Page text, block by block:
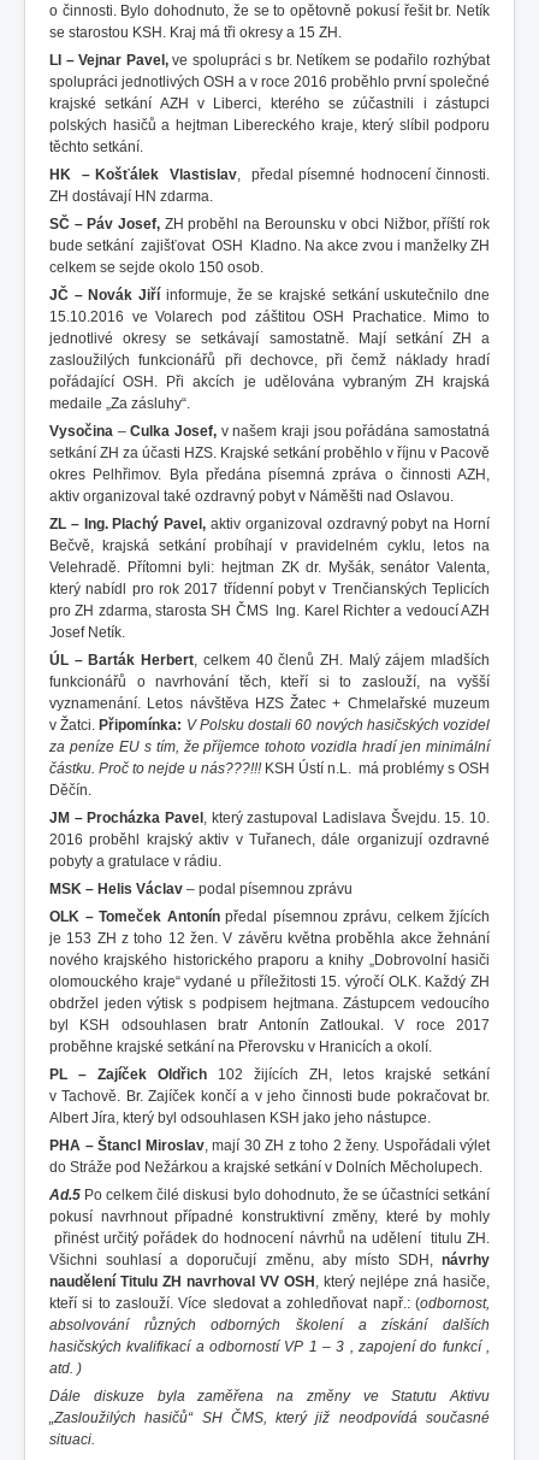
o činnosti. Bylo dohodnuto, že se to opětovně pokusí řešit br. Netík
se starostou KSH. Kraj má tři okresy a 15 ZH.
LI – Vejnar Pavel,ve spolupráci s br. Netíkem se podařilo rozhýbat
spolupráci jednotlivých OSH a v roce 2016 proběhlo první společné
krajské setkání AZH v Liberci, kterého se zúčastnili i zástupci
polských hasičů a hejtman Libereckého kraje, který slíbil podporu
těchto setkání.
HK – Košťálek Vlastislav, předal písemné hodnocení činnosti.
ZH dostávají HN zdarma.
SČ – Páv Josef, ZH proběhl na Berounsku v obci Nižbor, příští rok
bude setkání zajišťovat OSH Kladno. Na akce zvou i manželky ZH
celkem se sejde okolo 150 osob.
JČ – Novák Jiří informuje, že se krajské setkání uskutečnilo dne
15.10.2016 ve Volarech pod záštitou OSH Prachatice. Mimo to
jednotlivé okresy se setkávají samostatně. Mají setkání ZH a
zasloužilých funkcionářů při dechovce, při čemž náklady hradí
pořádající OSH. Při akcích je udělována vybraným ZH krajská
medaile „Za zásluhy“.
Vysočina –Culka Josef, v našem kraji jsou pořádána samostatná
setkání ZH za účasti HZS. Krajské setkání proběhlo v říjnu v Pacově
okres Pelhřimov. Byla předána písemná zpráva o činnosti AZH,
aktiv organizoval také ozdravný pobyt v Náměšti nad Oslavou.
ZL – Ing. Plachý Pavel, aktiv organizoval ozdravný pobyt na Horní
Bečvě, krajská setkání probíhají v pravidelném cyklu, letos na
Velehradě. Přítomni byli: hejtman ZK dr. Myšák, senátor Valenta,
který nabídl pro rok 2017 třídenní pobyt v Trenčianských Teplicích
pro ZH zdarma, starosta SH ČMS Ing. Karel Richter a vedoucí AZH
Josef Netík.
ÚL – Barták Herbert, celkem 40 členů ZH. Malý zájem mladších
funkcionářů o navrhování těch, kteří si to zaslouží, na vyšší
vyznamenání. Letos návštěva HZS Žatec + Chmelařské muzeum
v Žatci. Připomínka: V Polsku dostali 60 nových hasičských vozidel
za peníze EU s tím, že příjemce tohoto vozidla hradí jen minimální
částku. Proč to nejde u nás???!!! KSH Ústí n.L. má problémy s OSH
Děčín.
JM – Procházka Pavel , který zastupoval Ladislava Švejdu. 15. 10.
2016 proběhl krajský aktiv v Tuřanech, dále organizují ozdravné
pobyty a gratulace v rádiu.
MSK – Helis Václav – podal písemnou zprávu
OLK – Tomeček Antonínpředal písemnou zprávu, celkem žjících
je 153 ZH z toho 12 žen. V závěru května proběhla akce žehnání
nového krajského historického praporu a knihy „Dobrovolní hasiči
olomouckého kraje“ vydané u příležitosti 15. výročí OLK. Každý ZH
obdržel jeden výtisk s podpisem hejtmana. Zástupcem vedoucího
byl KSH odsouhlasen bratr Antonín Zatloukal. V roce 2017
proběhne krajské setkání na Přerovsku v Hranicích a okolí.
PL – Zajíček Oldřich 102 žijících ZH, letos krajské setkání
v Tachově. Br. Zajíček končí a v jeho činnosti bude pokračovat br.
Albert Jíra, který byl odsouhlasen KSH jako jeho nástupce.
PHA – Štancl Miroslav, mají 30 ZH z toho 2 ženy. Uspořádali výlet
do Stráže pod Nežárkou a krajské setkání v Dolních Měcholupech.
Ad.5 Po celkem čilé diskusi bylo dohodnuto, že se účastníci setkání
pokusí navrhnout případné konstruktivní změny, které by mohly
přinést určitý pořádek do hodnocení návrhů na udělení titulu ZH.
Všichni souhlasí a doporučují změnu, aby místo SDH, návrhy
naudělení Titulu ZH navrhoval VV OSH , který nejlépe zná hasiče,
kteří si to zaslouží.Více sledovat a zohledňovat např.: (odbornost,
absolvování různých odborných školení a získání dalších
hasičských kvalifikací a odborností VP 1 – 3 , zapojení do funkcí ,
atd. )
Dále diskuze byla zaměřena na změny ve Statutu Aktivu
„Zasloužilých hasičů“ SH ČMS, který již neodpovídá současné
situaci.